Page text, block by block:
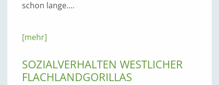
schon lange.…
[mehr]
SOZIALVERHALTEN WESTLICHER
FLACHLANDGORILLAS